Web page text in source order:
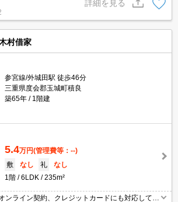
詳細を見る
村借家
参宮線/外城田駅 徒歩46分
三重県度会郡玉城町積良
築65年
1階建
5.4万円(管理費等：--)
敷
なし 礼
なし
1階
6LDK 235m²
ンライン契約、クレジットカードにも対応してお